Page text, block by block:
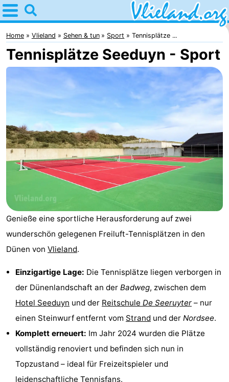
Home
Vlieland
Tipps
Für
Vlieland
Natur
Übernachten
Appartements
Vlieduyn
Campingplätze
Strand
Sehen
&
-
Denkmäler
Home Vlieland Sehen & tun Sport Tennisplätze ...
Tennisplätze Seeduyn - Sport
Genieße eine sportliche Herausforderung auf zwei
wunderschön gelegenen Freiluft-Tennisplätzen in den
Dünen von Vlieland.
Einzigartige Lage: Die Tennisplätze liegen verborgen in
der Dünenlandschaft an der Badweg, zwischen dem
Hotel Seeduyn und der Reitschule De Seeruyter – nur
einen Steinwurf entfernt vom Strand und der Nordsee.
Komplett erneuert: Im Jahr 2024 wurden die Plätze
vollständig renoviert und befinden sich nun in
Topzustand – ideal für Freizeitspieler und
leidenschaftliche Tennisfans.